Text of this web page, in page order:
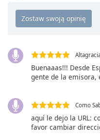
descriptions
Subtitles
subtitles
opens
subtitles
settings
Buenaaas!!! Desde
gente de la emisora,
Como
aquí le dejo la URL:
favor cambiar